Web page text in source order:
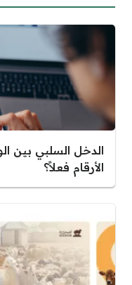
الدخل السلبي بين
الأرقام فعلاً؟